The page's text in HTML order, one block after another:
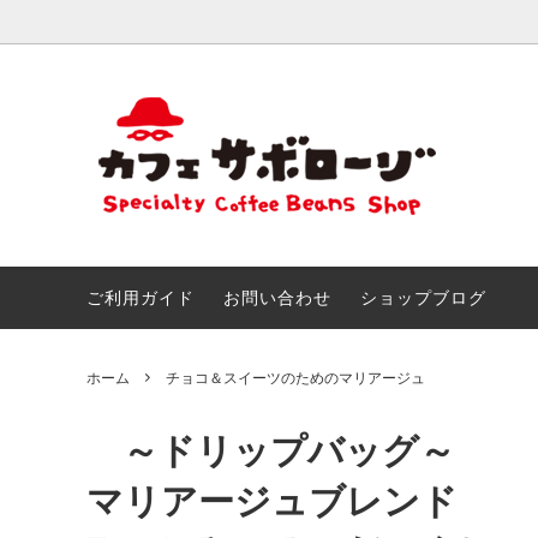
おためしセット
チョコ＆スイーツのためのマリアージュ サボロ
ごあいさつ
ご利用ガイド お問い合わせ ショップブログ
ホーム チョコ＆スイーツのためのマリアージュ
～ドリップバッグ～
マリアージュブレンド